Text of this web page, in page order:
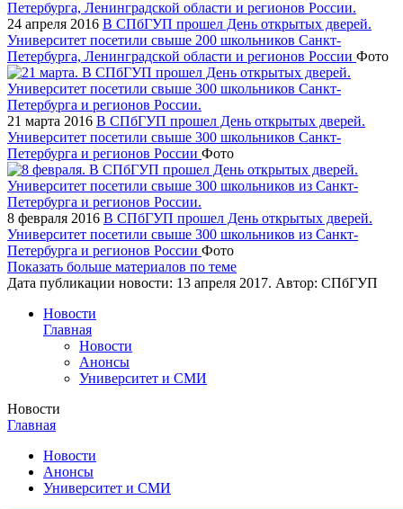
24 апреля 2016 В СПбГУП прошел День открытых дверей.
Университет посетили свыше 200 школьников Санкт-
Петербурга, Ленинградской области и регионов России Фото
21 марта 2016 В СПбГУП прошел День открытых дверей.
Университет посетили свыше 300 школьников Санкт-
Петербурга и регионов России Фото
8 февраля 2016 В СПбГУП прошел День открытых дверей.
Университет посетили свыше 300 школьников из Санкт-
Петербурга и регионов России Фото
Показать больше материалов по теме
Дата публикации новости: 13 апреля 2017. Автор: СПбГУП
Новости
Главная
Новости
Анонсы
Университет и СМИ
Новости
Главная
Новости
Анонсы
Университет и СМИ